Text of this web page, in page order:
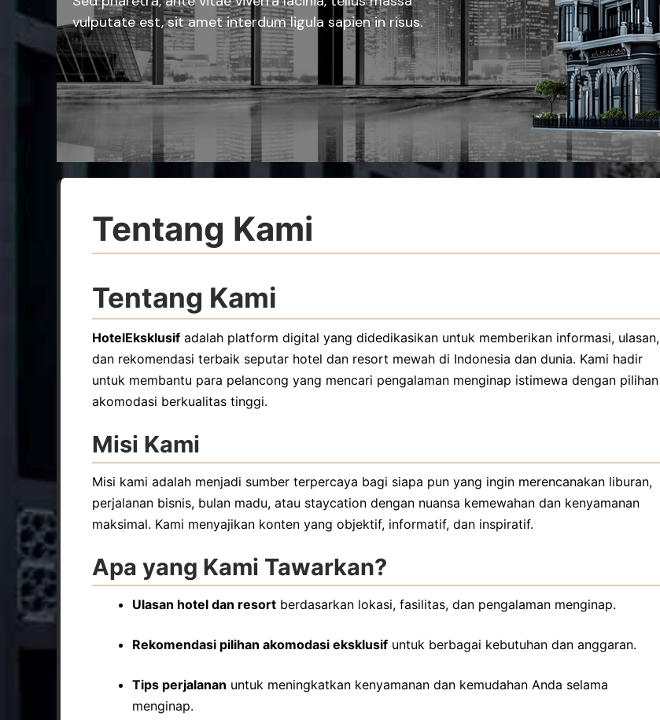
vulputate est, sit amet interdum ligula sapien in risus.
Tentang Kami
Tentang Kami
HotelEksklusif adalah platform digital yang didedikasikan untuk memberikan informasi, ulasan,
dan rekomendasi terbaik seputar hotel dan resort mewah di Indonesia dan dunia. Kami hadir
untuk membantu para pelancong yang mencari pengalaman menginap istimewa dengan pilihan
akomodasi berkualitas tinggi.
Misi Kami
Misi kami adalah menjadi sumber terpercaya bagi siapa pun yang ingin merencanakan liburan,
perjalanan bisnis, bulan madu, atau staycation dengan nuansa kemewahan dan kenyamanan
maksimal. Kami menyajikan konten yang objektif, informatif, dan inspiratif.
Apa yang Kami Tawarkan?
Ulasan hotel dan resort berdasarkan lokasi, fasilitas, dan pengalaman menginap.
Rekomendasi pilihan akomodasi eksklusif untuk berbagai kebutuhan dan anggaran.
Tips perjalanan untuk meningkatkan kenyamanan dan kemudahan Anda selama
menginap.